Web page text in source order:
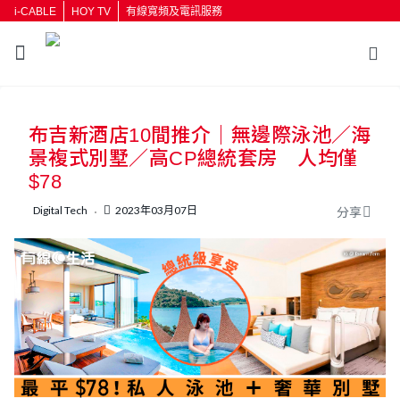
i-CABLE HOY TV 有線寬頻及電訊服務
布吉新酒店10間推介｜無邊際泳池／海
景複式別墅／高CP總統套房 人均僅
$78
Digital Tech 2023年03月07日 分享